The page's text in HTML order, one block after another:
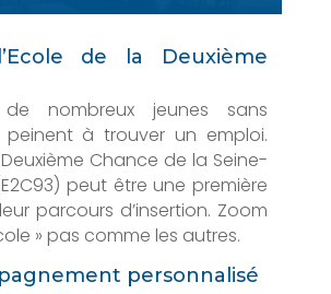
de la Deuxième
de nombreux jeunes sans
peinent à trouver un emploi.
Deuxième Chance de la Seine-
peut être une première
parcours d’insertion. Zoom
» pas comme les autres.
personnalisé